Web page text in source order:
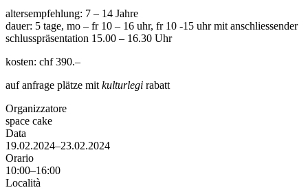
altersempfehlung: 7 – 14 Jahre
dauer: 5 tage, mo – fr 10 – 16 uhr, fr 10 -15 uhr mit anschliessender
schlusspräsentation 15.00 – 16.30 Uhr
kosten: chf 390.–
auf anfrage plätze mit kulturlegi rabatt
Organizzatore
space cake
Data
19.02.2024–23.02.2024
Orario
10:00–16:00
Località